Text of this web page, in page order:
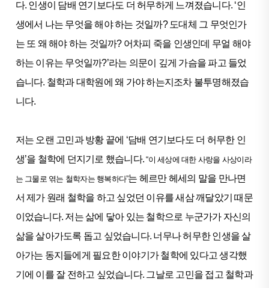
다. 인생이 담배 연기보다도 더 허무하게 느껴졌습니다. ‘인
생에서 나는 무엇을 해야 하는 것일까? 도대체 그 무엇인가
는 또 왜 해야 하는 것일까? 어차피 죽을 인생인데 무얼 해야
하는 이유는 무엇일까?’라는 의문이 깊게 가슴을 파고 들었
습니다. 철학과 대학원에 왜 가야 하는지조차 불투명해졌습
니다.
저는 오랜 고민과 방황 끝에 ‘담배 연기보다도 더 허무한 인
생’을 철학에 던지기로 했습니다.“이 세상에 대한 사랑을 사상이라
는 그물로 엮는 철학자는 행복하다”는 헤르만 헤세의 말을 만나면
서 제가 원래 철학을 하고 싶었던 이유를 새삼 깨달았기 때문
이었습니다. 저는 삶에 닿아 있는 철학으로 누군가가 자신의
삶을 살아가도록 돕고 싶었습니다. 너무나 허무한 인생을 살
아가는 동지들에게 필요한 이야기가 철학에 있다고 생각했
기에 이를 잘 전하고 싶었습니다. 그날로 고민을 접고 철학과